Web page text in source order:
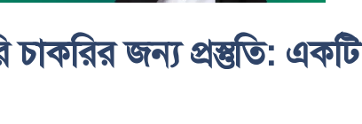
চাকরির জন্য প্রস্তুতি: একটি